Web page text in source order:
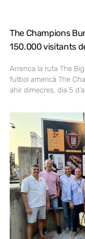
The Champions
150.000 visitants
Arrenca la ruta The
futbol americà The
ahir dimecres, dia 5